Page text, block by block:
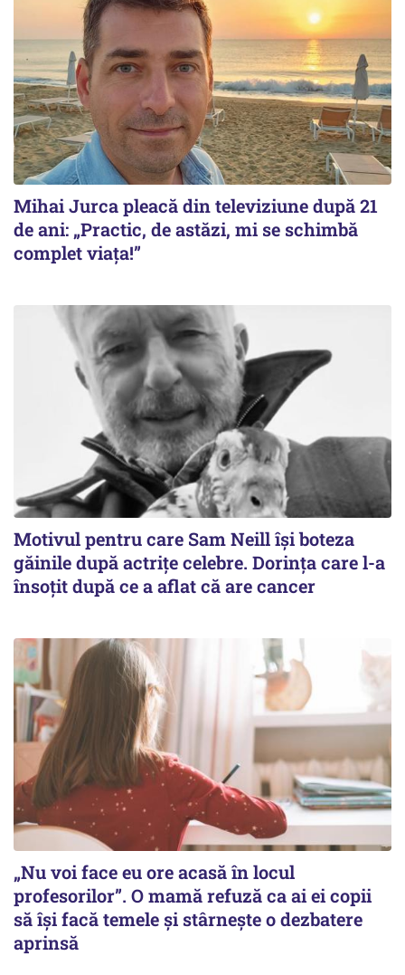
Mihai Jurca pleacă din televiziune după 21
de ani: „Practic, de astăzi, mi se schimbă
complet viața!”
Motivul pentru care Sam Neill își boteza
găinile după actrițe celebre. Dorința care l-a
însoțit după ce a aflat că are cancer
„Nu voi face eu ore acasă în locul
profesorilor”. O mamă refuză ca ai ei copii
să își facă temele și stârnește o dezbatere
aprinsă